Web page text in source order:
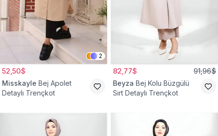
2
52,50$
Misskayle Bej Apolet
Detaylı Trençkot
82,77$ 91,96$
Beyza Bej Kolu Büzgülü
Sırt Detaylı Trençkot